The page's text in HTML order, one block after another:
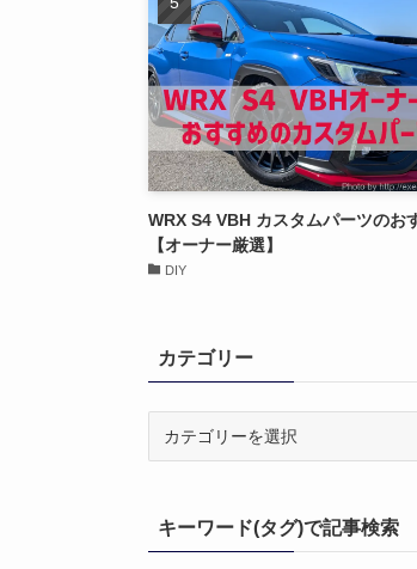
WRX S4 VBH カスタムパーツのお
【オーナー厳選】
DIY
カテゴリー
ーキーワード(タグ)で記事検索